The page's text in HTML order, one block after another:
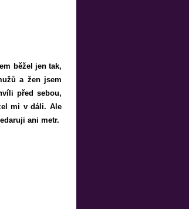
běžel jen tak,
a žen jsem
před sebou,
mi v dáli. Ale
ani metr.